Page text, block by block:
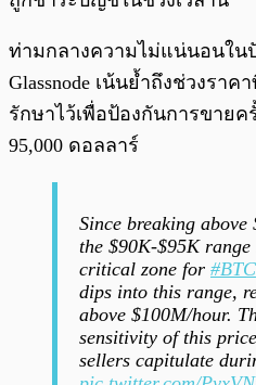
ท่ามกลางความไม่แน่นอนใน
Glassnode เน้นย้ำถึงช่วงรา
รักษาไว้เพื่อป้องกันการขายค
95,000 ดอลลาร์
Since breaking
the $90K-$95K range
critical zone for #BTC
dips into this range,
above $100M/hour.
sensitivity of this
sellers capitulate